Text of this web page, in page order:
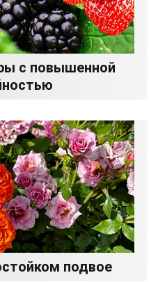
с повышенной
подвое